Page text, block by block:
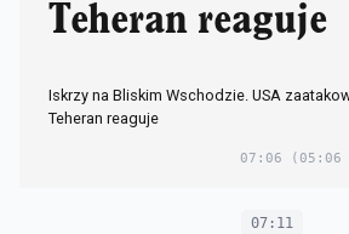
Teheran reaguje
Iskrzy na Bliskim Wschodzie. USA
Teheran reaguje
07:06 (05:06
07:11